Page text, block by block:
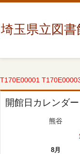
埼玉県立図書
T170E00001
開館日カレンダー
熊谷
8月